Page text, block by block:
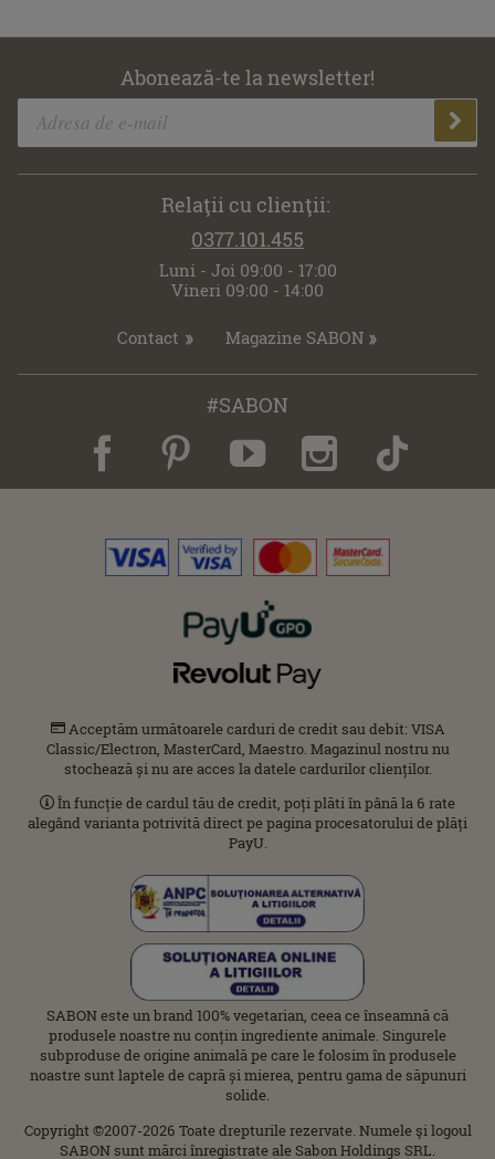
Abonează-te la newsletter!
Relaţii cu clienţii:
0377.101.455
Luni - Joi 09:00 - 17:00
Vineri 09:00 - 14:00
Contact Magazine SABON
#SABON
Acceptăm următoarele carduri de credit sau debit: VISA
Classic/Electron, MasterCard, Maestro. Magazinul nostru nu
stochează și nu are acces la datele cardurilor clienților.
În funcție de cardul tău de credit, poți plăti în până la 6 rate
alegând varianta potrivită direct pe pagina procesatorului de plăți
PayU.
SABON este un brand 100% vegetarian, ceea ce înseamnă că
produsele noastre nu conțin ingrediente animale. Singurele
subproduse de origine animală pe care le folosim în produsele
noastre sunt laptele de capră și mierea, pentru gama de săpunuri
solide.
Copyright ©2007-2026 Toate drepturile rezervate. Numele şi logoul
SABON sunt mărci înregistrate ale Sabon Holdings SRL.